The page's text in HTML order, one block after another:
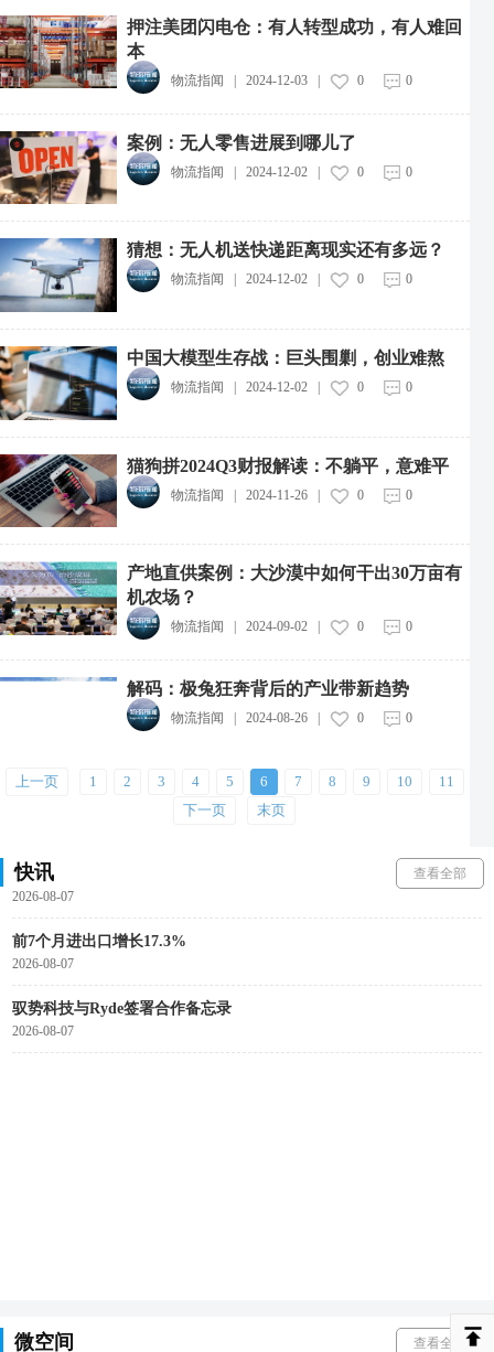
押注美团闪电仓：有人转型成功，有人难回
本
物流指闻 | 2024-12-03| 0 0
案例：无人零售进展到哪儿了
物流指闻 | 2024-12-02| 0 0
猜想：无人机送快递距离现实还有多远？
物流指闻 2024-12-02| 0 0
中国大模型生存战：巨头围剿，创业难熬
物流指闻 2024-12-02| 0 0
猫狗拼2024Q3财报解读：不躺平，意难平
物流指闻 | 2024-11-26| 0 0
产地直供案例：大沙漠中如何干出30万亩有
机农场？
物流指闻 2024-09-02| 0 0
解码：极兔狂奔背后的产业带新趋势
物流指闻 2024-08-26| 0 0
上一页 1 2 3 4 5 6 7 8 9 10
11
下一页
末页
快讯 查看全部
中远海运集团投资成立新能源航运公司
2026-08-07
中通快递粤港澳大湾区惠州转运中心投运
2026-08-07
2026-08-07
广西12部门联合印发实施方案，推动快递包装绿色产品认证落地
2026-08-07
中通冷链与中农批（天津）公司正式签署战略合作协议
京东物流发布汽摩配出海解决方案
2026-08-07
前7个月进出口增长17.3%
2026-08-07
驭势科技与Ryde签署合作备忘录
2026-08-07
微空间 查看全部